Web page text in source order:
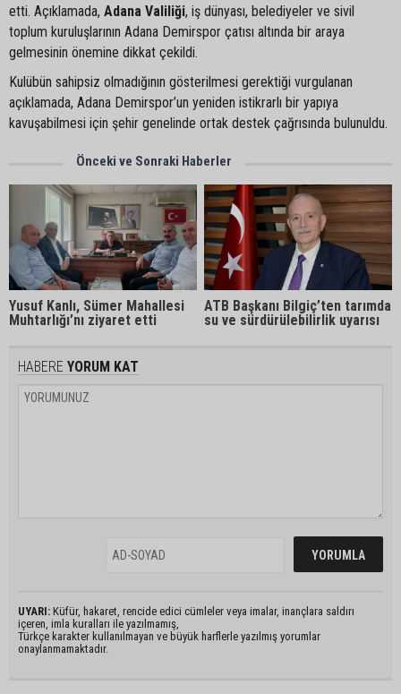
etti. Açıklamada, Adana Valiliği, iş dünyası, belediyeler ve sivil
toplum kuruluşlarının Adana Demirspor çatısı altında bir araya
gelmesinin önemine dikkat çekildi.
Kulübün sahipsiz olmadığının gösterilmesi gerektiği vurgulanan
açıklamada, Adana Demirspor’un yeniden istikrarlı bir yapıya
kavuşabilmesi için şehir genelinde ortak destek çağrısında bulunuldu.
Önceki ve Sonraki Haberler
Yusuf Kanlı, Sümer Mahallesi
Muhtarlığı’nı ziyaret etti
ATB Başkanı Bilgiç’ten tarımda
su ve sürdürülebilirlik uyarısı
HABERE YORUM KAT
UYARI: Küfür, hakaret, rencide edici cümleler veya imalar, inançlara saldırı
içeren, imla kuralları ile yazılmamış,
Türkçe karakter kullanılmayan ve büyük harflerle yazılmış yorumlar
onaylanmamaktadır.